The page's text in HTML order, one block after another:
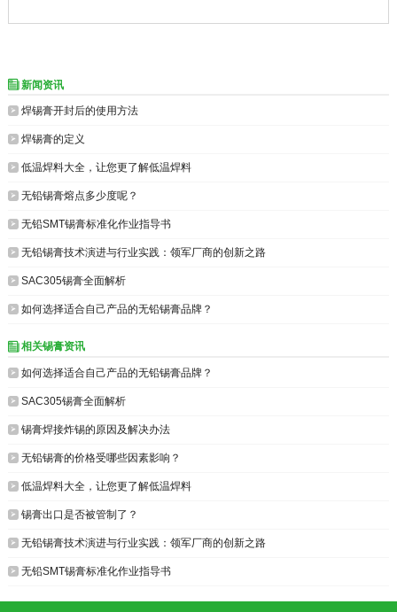
新闻资讯
 焊锡膏开封后的使用方法
 焊锡膏的定义
 低温焊料大全，让您更了解低温焊料
 无铅锡膏熔点多少度呢？
 无铅SMT锡膏标准化作业指导书
 无铅锡膏技术演进与行业实践：领军厂商的创新之路
 SAC305锡膏全面解析
 如何选择适合自己产品的无铅锡膏品牌？
相关锡膏资讯
 如何选择适合自己产品的无铅锡膏品牌？
 SAC305锡膏全面解析
 锡膏焊接炸锡的原因及解决办法
 无铅锡膏的价格受哪些因素影响？
 低温焊料大全，让您更了解低温焊料
 锡膏出口是否被管制了？
 无铅锡膏技术演进与行业实践：领军厂商的创新之路
 无铅SMT锡膏标准化作业指导书